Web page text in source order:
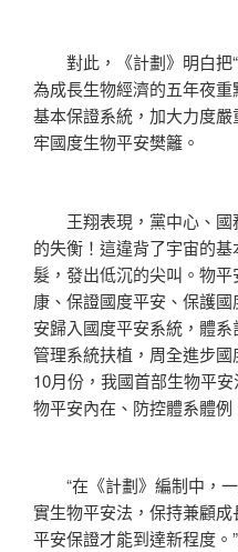
對此，《計劃》明白把“
為成長生物經濟的五年夜
基本保證系統，加大力度
牢國度生物平安樊籬。
王翔表現，黨中心、國
的失衡！這違背了宇宙的
髮，發出低沉的尖叫。物
康、保證國度平安、保護
安歸入國度平安系統，體
管理系統扶植，周全進步
10月份，我國首部生物平
物平安內在、防控體系體
“在《計劃》編制中，一
實生物平安法，保持兼顧
平安保證才能到達新程度